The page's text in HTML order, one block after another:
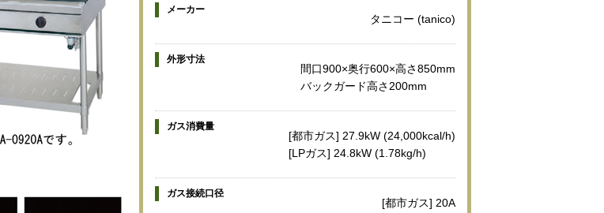
メーカー
タニコー (tanico)
外形寸法
間口900×奥行600×高さ850mm
バックガード高さ200mm
ガス消費量
[都市ガス] 27.9kW (24,000kcal/h)
[LPガス] 24.8kW (1.78kg/h)
ガス接続口径
[都市ガス] 20A